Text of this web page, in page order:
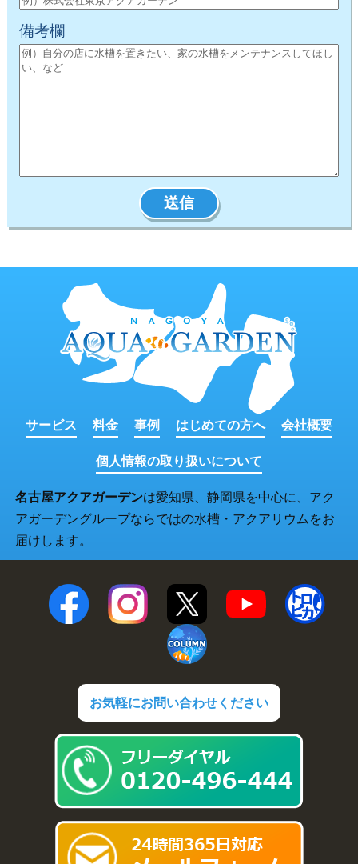
備考欄
サービス 料金 事例 はじめての方へ 会社概要
個人情報の取り扱いについて
名古屋アクアガーデンは愛知県、静岡県を中心に、アク
アガーデングループならではの水槽・アクアリウムをお
届けします。
お気軽にお問い合わせください